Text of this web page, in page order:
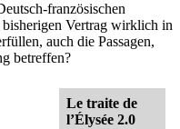
französischen
bisherigen Vertrag wirklich in
auch die Passagen,
betreffen?
Le traite de
l’Élysée 2.0